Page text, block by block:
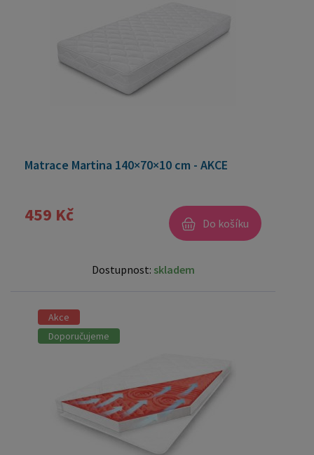
Matrace Martina 140×70×10 cm - AKCE
459 Kč Do košíku
Dostupnost: skladem
Akce
Doporučujeme